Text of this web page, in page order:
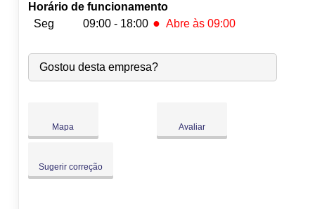
Horário de funcionamento
Seg
09:00 - 18:00 ● Abre às 09:00
Seg: 09:00-18:00 ●Abre às 09:00
Ter:
09:00-18:00
Qua:
09:00-18:00
Sáb:
Fechado
Gostou desta empresa?
Mapa Avaliar
Sugerir correção